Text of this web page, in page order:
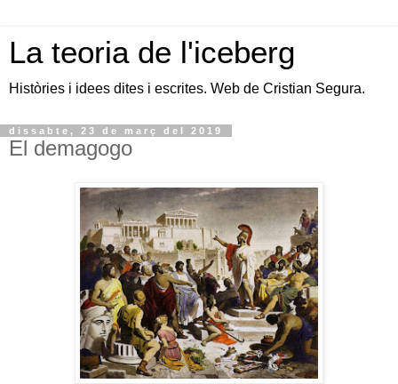
La teoria de l'iceberg
Històries i idees dites i escrites. Web de Cristian Segura.
dissabte, 23 de març del 2019
El demagogo